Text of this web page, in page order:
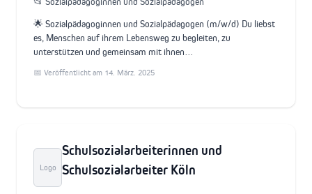
🌟 Sozialpädagoginnen und Sozialpädagogen (m/w/d) Du liebst
es, Menschen auf ihrem Lebensweg zu begleiten, zu
unterstützen und gemeinsam mit ihnen…
📅 Veröffentlicht am 14. März. 2025
Logo
Schulsozialarbeiterinnen und
Schulsozialarbeiter Köln